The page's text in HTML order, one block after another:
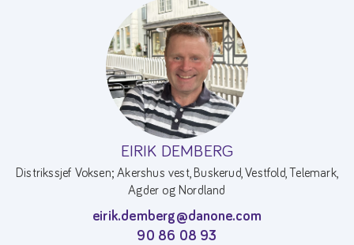
EIRIK DEMBERG
Distrikssjef Voksen; Akershus vest, Buskerud, Vestfold, Telemark,
Agder og Nordland
eirik.demberg@danone.com
90 86 08 93